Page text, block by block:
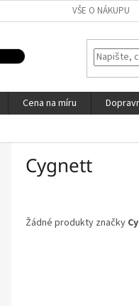
VŠE O NÁKUPU
Cena na míru
Cygnett
Žádné produkty značky